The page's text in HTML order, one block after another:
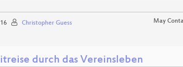
Christopher Guess May
durch das Vereinsleben